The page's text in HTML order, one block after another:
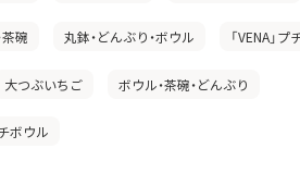
茶碗 丸鉢・どんぶり・ボウル 「VENA」
大つぶいちご ボウル・茶碗・どんぶり
ボウル